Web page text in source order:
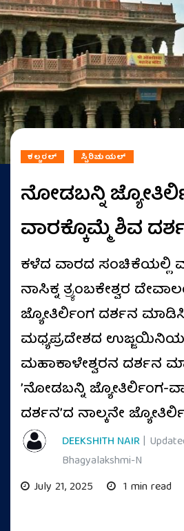
ಕಲ್ಚರಲ್ ಸ್ಪಿರಿಚುಯಲ್
ನೋಡಬನ್ನಿ
ವಾರಕ್ಕೊಮ್ಮೆ ಶಿವ
ಕಳೆದ ವಾರದ ಸಂಚಿಕೆಯಲ್ಲಿ
ನಾಸಿಕ್ನ ತ್ರ್ಯಂಬಕೇಶ್ವರ
ಜ್ಯೋತಿರ್ಲಿಂಗ ದರ್ಶನ
ಮಧ್ಯಪ್ರದೇಶದ
ಮಹಾಕಾಳೇಶ್ವರನ ದರ್ಶನ
ʼನೋಡಬನ್ನಿ ಜ್ಯೋತಿರ್ಲಿಂಗ-
ದರ್ಶನʼದ ನಾಲ್ಕನೇ
DEEKSHITH NAIR|
Bhagyalakshmi-N
July 21, 2025
1 min read